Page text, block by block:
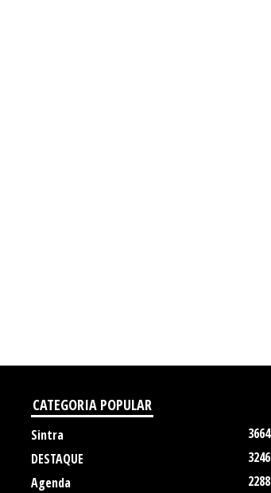
CATEGORIA POPULAR
Sintra
3664
DESTAQUE
3246
Agenda
2288